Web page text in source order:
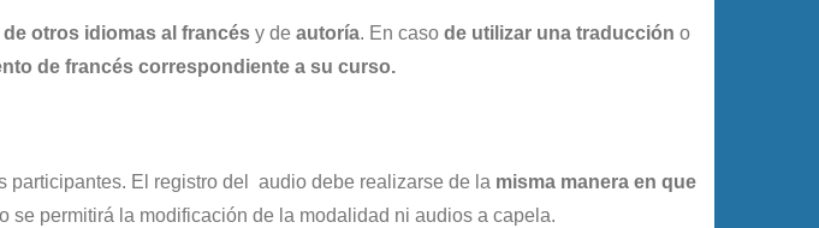
otros idiomas al francés y de autoría. En caso de utilizar una traducción o
de francés correspondiente a su curso.
participantes. El registro del audio debe realizarse de la misma manera en que
se permitirá la modificación de la modalidad ni audios a capela.